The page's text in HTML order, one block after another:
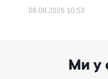
06.08.2026 10:53
Ми у